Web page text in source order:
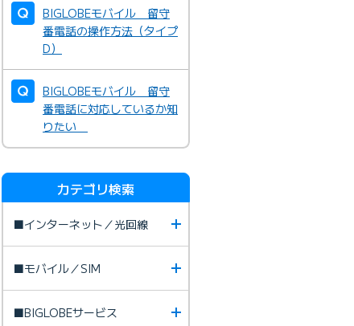
BIGLOBEモバイル 留守
番電話の操作方法（タイプ
D）
BIGLOBEモバイル 留守
番電話に対応しているか知
りたい
カテゴリ検索
■インターネット／光回線
■モバイル／SIM
■BIGLOBEサービス